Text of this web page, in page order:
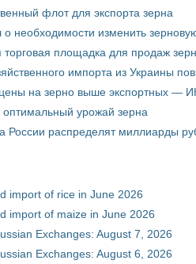
флот для экспорта зерна
о необходимости изменить
торговая площадка для продаж
импорта из Украины
на зерно выше экспортных —
урожай зерна
России распределят миллиарды
import of rice in June 2026
import of maize in June 2026
Exchanges: August 7, 2026
Exchanges: August 6, 2026